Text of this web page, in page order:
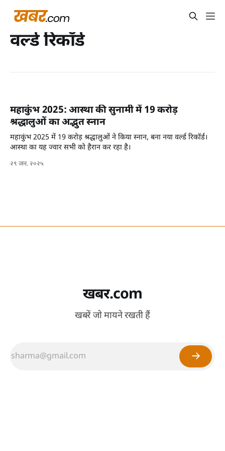
वर्ल्ड रिकॉर्ड
महाकुंभ 2025: आस्था की सुनामी में 19 करोड़
श्रद्धालुओं का अद्भुत स्नान
महाकुंभ 2025 में 19 करोड़ श्रद्धालुओं ने किया स्नान, बना नया वर्ल्ड रिकॉर्ड।
आस्था का यह ज्वार सभी को हैरान कर रहा है।
२९ जन. २०२५
खबर.com
खबरें जो मायने रखती हैं